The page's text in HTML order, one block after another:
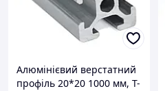
Алюмінієвий верстатний
профіль 20*20 1000 мм, T-